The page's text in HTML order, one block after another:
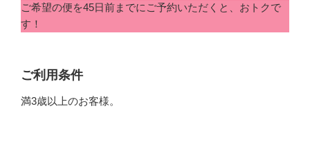
ご希望の便を45日前までにご予約いただくと、おトクで
す！
ご利用条件
満3歳以上のお客様。